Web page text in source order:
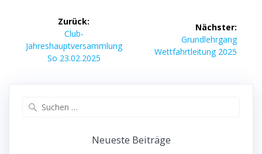
Beitragsnavigation
Zurück:
Vorheriger
Beitrag:
Club-
Jahreshauptversammlung
So 23.02.2025
Nächster:
Nächster
Beitrag:
Grundlehrgang
Wettfahrtleitung 2025
Neueste Beiträge